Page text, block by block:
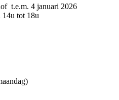
t.e.m. 4 januari 2026
14u tot 18u